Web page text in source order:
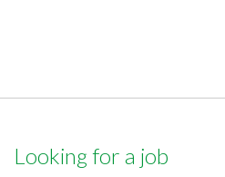
Looking for a job